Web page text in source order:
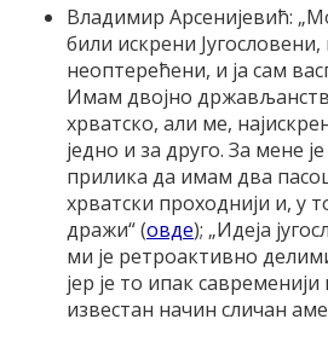
Владимир Арсенијевић:
били искрени
неоптерећени, и ја сам
Имам двојно
хрватско, али ме,
једно и за друго. За мене
прилика да имам два
хрватски проходнији и, у
дражи“ (овде); „Идеја
ми је ретроактивно
jeр је то ипак
известан начин сличан